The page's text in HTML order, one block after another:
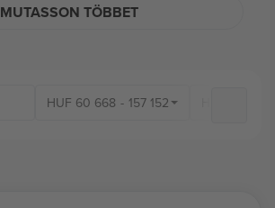
MUTASSON TÖBBET
HUF 60 668 - 157 152